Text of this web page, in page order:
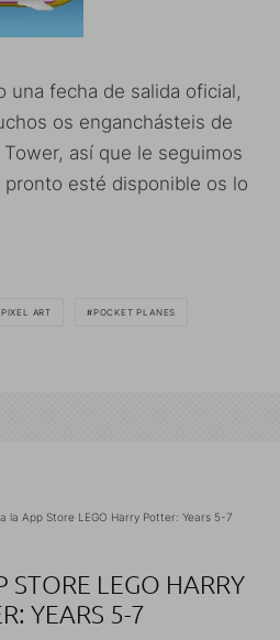
una fecha de salida oficial,
os enganchásteis de
así que le seguimos
esté disponible os lo
PIXEL ART POCKET PLANES
la App Store LEGO Harry Potter: Years 5-7
STORE LEGO HARRY
YEARS 5-7